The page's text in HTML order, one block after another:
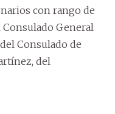
con rango de
General
Consulado de
del